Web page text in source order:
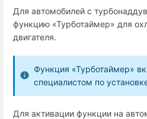
Для автомобилей с
функцию «Турботаймер» для
двигателя.
Функция «Турботаймер»
специалистом по
Для активации функции на